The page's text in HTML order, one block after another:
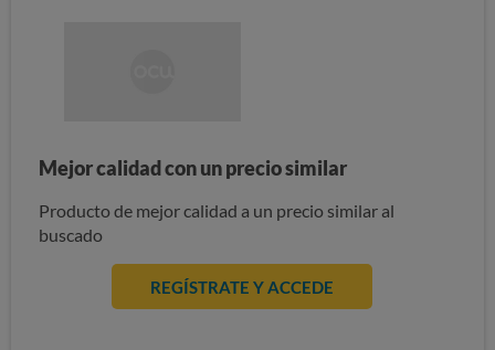
Mejor calidad con un precio similar
Producto de mejor calidad a un precio similar al
buscado
REGÍSTRATE Y ACCEDE